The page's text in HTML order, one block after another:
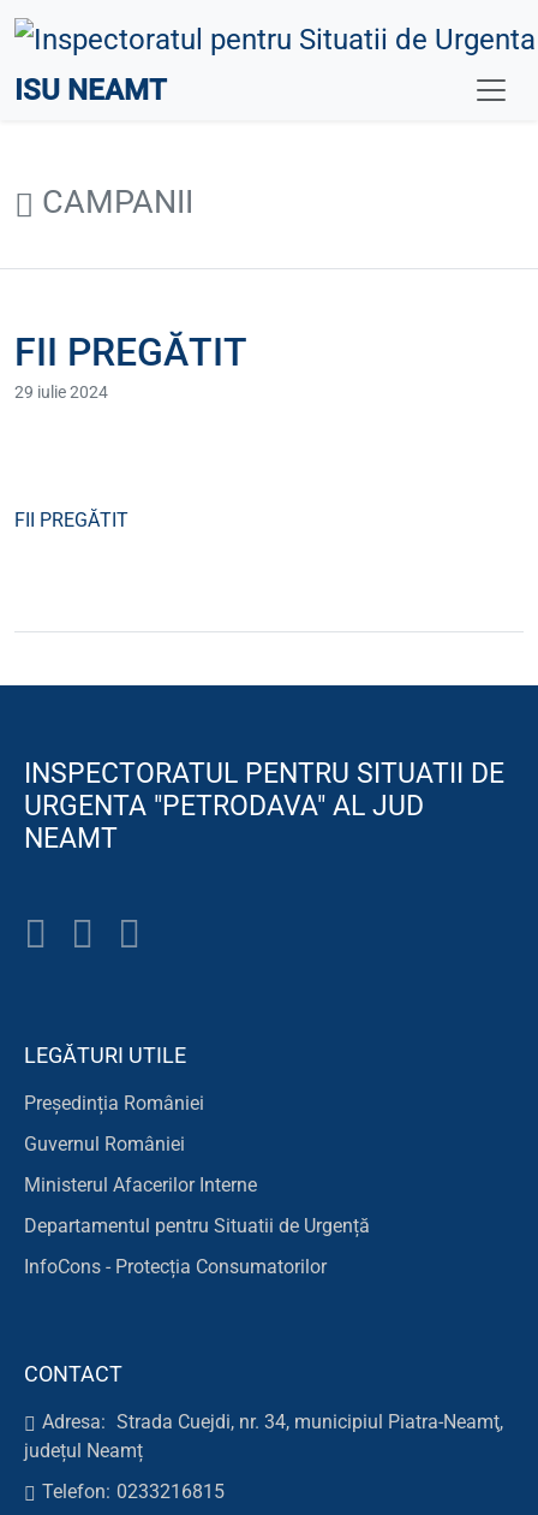
ISU NEAMT
CAMPANII
FII PREGĂTIT
29 iulie 2024
FII PREGĂTIT
INSPECTORATUL PENTRU SITUATII DE
URGENTA "PETRODAVA" AL JUD
NEAMT
LEGĂTURI UTILE
Președinția României
Guvernul României
Ministerul Afacerilor Interne
Departamentul pentru Situatii de Urgență
InfoCons - Protecția Consumatorilor
CONTACT
Adresa: Strada Cuejdi, nr. 34, municipiul Piatra-Neamţ,
județul Neamț
Telefon: 0233216815